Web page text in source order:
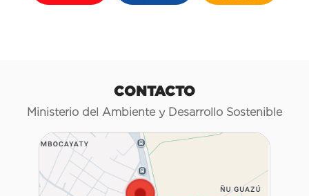
CONTACTO
Ministerio del Ambiente y Desarrollo Sostenible